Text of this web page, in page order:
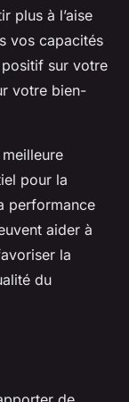
plus à l’aise
vos capacités
sur votre
votre bien-
pour la
performance
aider à
la
du